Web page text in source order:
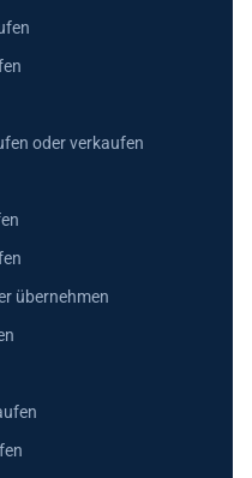
oder verkaufen
übernehmen